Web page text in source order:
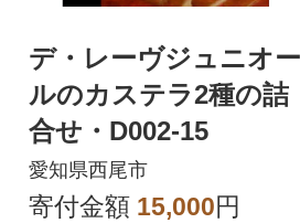
デ・レーヴジュニオー
ルのカステラ2種の詰
合せ・D002-15
愛知県西尾市
寄付金額 15,000円